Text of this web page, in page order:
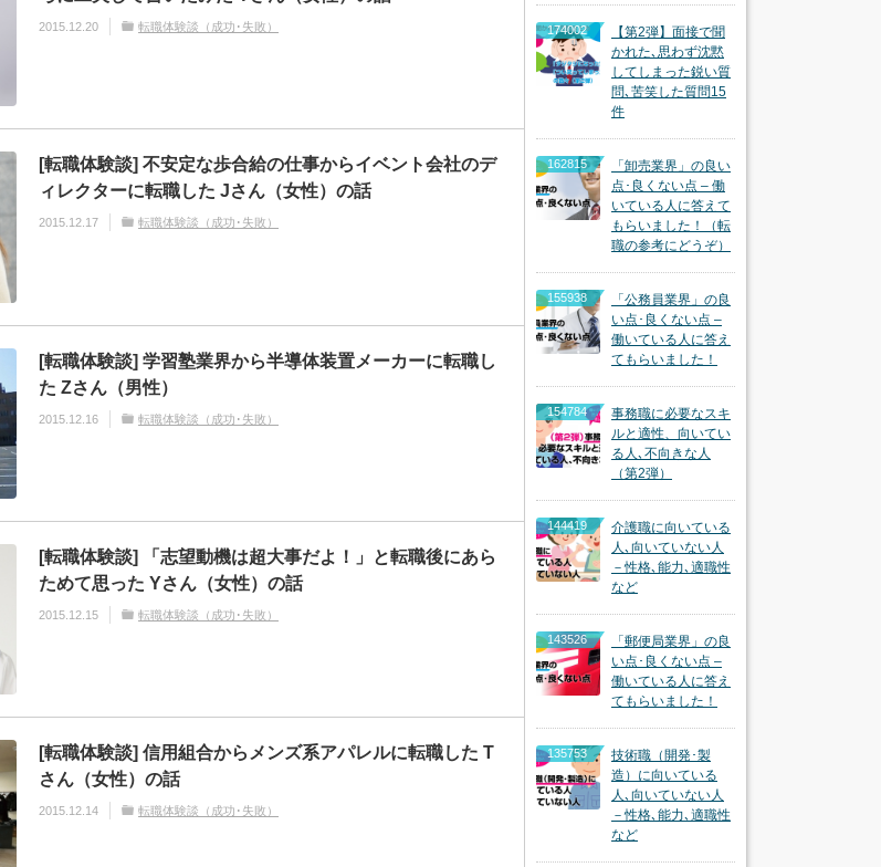
2015.12.20 転職体験談（成功･失敗）
[転職体験談] 不安定な歩合給の仕事からイベント会社のデ
ィレクターに転職した Jさん（女性）の話
2015.12.17 転職体験談（成功･失敗）
[転職体験談] 学習塾業界から半導体装置メーカーに転職し
た Zさん（男性）
2015.12.16 転職体験談（成功･失敗）
[転職体験談] 「志望動機は超大事だよ！」と転職後にあら
ためて思った Yさん（女性）の話
2015.12.15 転職体験談（成功･失敗）
[転職体験談] 信用組合からメンズ系アパレルに転職した T
さん（女性）の話
2015.12.14 転職体験談（成功･失敗）
174002
【第2弾】面接で聞
かれた､思わず沈黙
してしまった鋭い質
問､苦笑した質問15
件
162815
「卸売業界」の良い
点･良くない点 – 働
いている人に答えて
もらいました！（転
職の参考にどうぞ）
155938
「公務員業界」の良
い点･良くない点 –
働いている人に答え
てもらいました！
154784
事務職に必要なスキ
ルと適性、向いてい
る人､不向きな人
（第2弾）
144419
介護職に向いている
人､向いていない人
－性格､能力､適職性
など
143526
「郵便局業界」の良
い点･良くない点 –
働いている人に答え
てもらいました！
135753
技術職（開発･製
造）に向いている
人､向いていない人
－性格､能力､適職性
など